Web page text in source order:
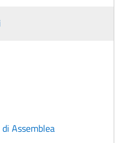
Assemblea